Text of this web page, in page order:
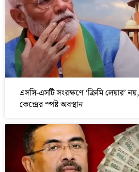
এসসি-এসটি সংরক্ষণে ‘ক্রিমি লেয়ার’
কেন্দ্রের স্পষ্ট অবস্থান